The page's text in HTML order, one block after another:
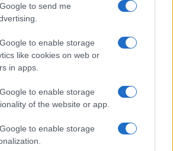
to send me
to enable storage
like cookies on web or
in apps.
to enable storage
of the website or app.
to enable storage
estatuas de
Shiva y Narsingha, hay una
excelentes tallas de piedra e
en exhibición. Además de
serie de fantásticos museos
del palacio y los reyes
Con tantasmaravillas